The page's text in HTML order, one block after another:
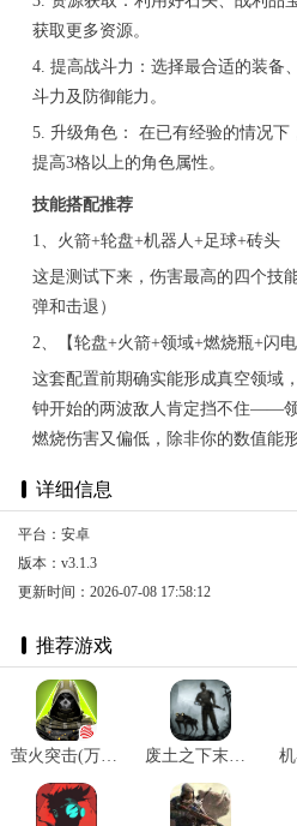
获取更多资源。
4. 提高战斗力：选择最合适的装备
斗力及防御能力。
5. 升级角色： 在已有经验的情况下
提高3格以上的角色属性。
技能搭配推荐
1、火箭+轮盘+机器人+足球+砖头
这是测试下来，伤害最高的四个技
弹和击退）
2、【轮盘+火箭+领域+燃烧瓶+闪电
这套配置前期确实能形成真空领域
钟开始的两波敌人肯定挡不住——
燃烧伤害又偏低，除非你的数值能
详细信息
平台：安卓
版本：v3.1.3
更新时间：2026-07-08 17:58:12
推荐游戏
萤火突击(万圣游园) v1.0.230 废土之下末日求生 v1.0